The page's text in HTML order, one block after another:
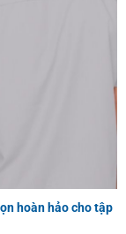
hoàn hảo cho tập